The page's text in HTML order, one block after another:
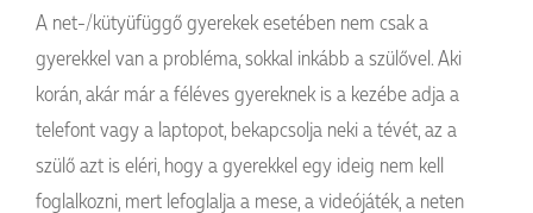
A net-/kütyüfüggő gyerekek esetében nem csak a
gyerekkel van a probléma, sokkal inkább a szülővel. Aki
korán, akár már a féléves gyereknek is a kezébe adja a
telefont vagy a laptopot, bekapcsolja neki a tévét, az a
szülő azt is eléri, hogy a gyerekkel egy ideig nem kell
foglalkozni, mert lefoglalja a mese, a videójáték, a neten